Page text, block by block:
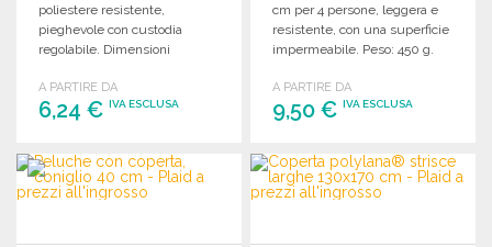
poliestere resistente,
pieghevole con custodia
regolabile. Dimensioni
trasportare.
A PARTIRE DA
6,24 € IVA ESCLUSA
ORDINARE
Richiedi un preventivo
cm per 4 persone, leggera e
resistente, con una superficie
impermeabile. Peso: 450 g.
A PARTIRE DA
9,50 €IVA ESCLUSA
ORDINARE
Richiedi un preventivo